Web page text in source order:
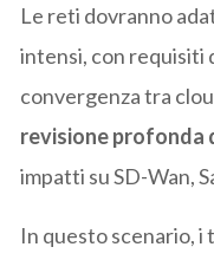
Le reti dovranno
intensi, con requisiti
convergenza tra
revisione
impatti su SD-Wan,
In questo scenario,